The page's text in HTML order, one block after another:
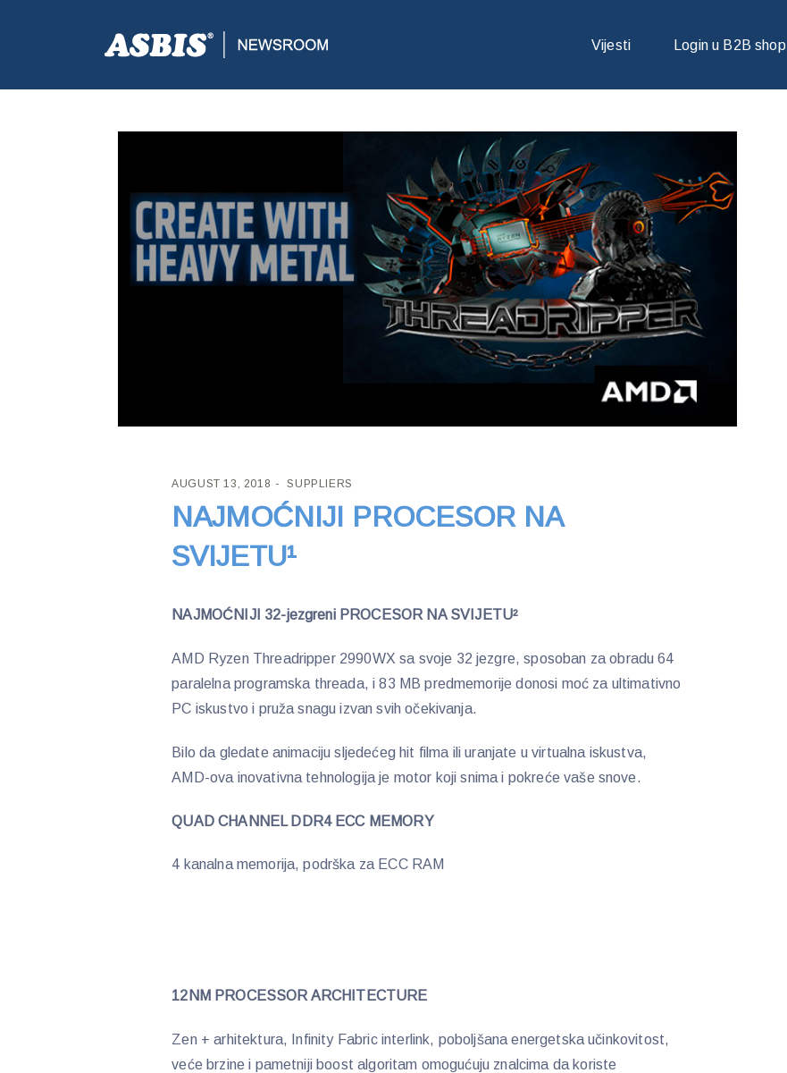
Vijesti Login u B2B shop
ASBIS CROATIA>SUPPLIERS> NAJMOĆNIJI PROCESOR NA SVIJETU¹
AUGUST 13, 2018 SUPPLIERS
NAJMOĆNIJI PROCESOR NA
SVIJETU¹
NAJMOĆNIJI 32-jezgreni PROCESOR NA SVIJETU²
AMD Ryzen Threadripper 2990WX sa svoje 32 jezgre, sposoban za obradu 64
paralelna programska threada, i 83 MB predmemorije donosi moć za ultimativno
PC iskustvo i pruža snagu izvan svih očekivanja.
Bilo da gledate animaciju sljedećeg hit filma ili uranjate u virtualna iskustva,
AMD-ova inovativna tehnologija je motor koji snima i pokreće vaše snove.
QUAD CHANNEL DDR4 ECC MEMORY
4 kanalna memorija, podrška za ECC RAM
12NM PROCESSOR ARCHITECTURE
Zen + arhitektura, Infinity Fabric interlink, poboljšana energetska učinkovitost,
veće brzine i pametniji boost algoritam omogućuju znalcima da koriste